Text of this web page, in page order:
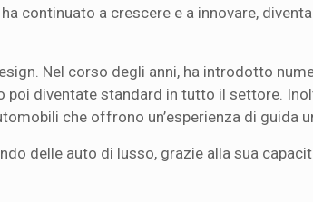
continuato a crescere e a innovare,
Nel corso degli anni, ha introdotto
poi diventate standard in tutto il settore.
che offrono un’esperienza di guida
delle auto di lusso, grazie alla sua